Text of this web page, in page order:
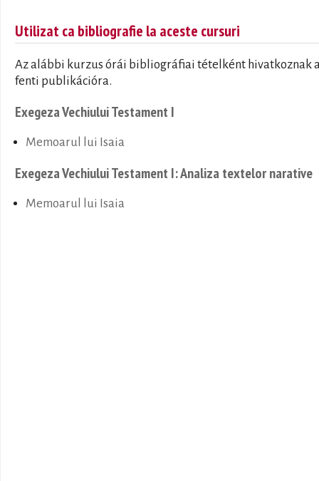
Utilizat ca bibliografie la aceste cursuri
Az alábbi kurzus órái bibliográfiai tételként hivatkoznak
fenti publikációra.
Exegeza Vechiului Testament I
Memoarul lui Isaia
Exegeza Vechiului Testament I: Analiza textelor narative
Memoarul lui Isaia